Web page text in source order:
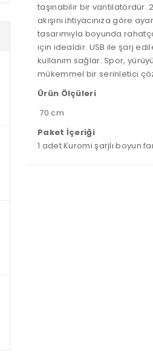
taşınabilir bir vantilatördür.
akışını ihtiyacınıza göre
tasarımıyla boyunda
için idealdir. USB ile şarj
kullanım sağlar. Spor,
mükemmel bir serinletici
Ürün Ölçüleri
70 cm
Paket İçeriği
1 adet Kuromi şarjlı boyun